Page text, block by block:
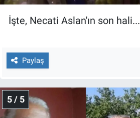
İşte, Necati Aslan'ın son hali...
Paylaş
5 / 5